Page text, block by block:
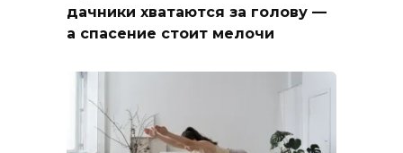
дачники хватаются за голову —
а спасение стоит мелочи